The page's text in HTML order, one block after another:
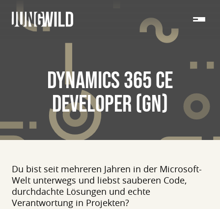
DYNAMICS 365 CE
DEVELOPER (GN)
Du bist seit mehreren Jahren in der Microsoft-
Welt unterwegs und liebst sauberen Code,
durchdachte Lösungen und echte
Verantwortung in Projekten?